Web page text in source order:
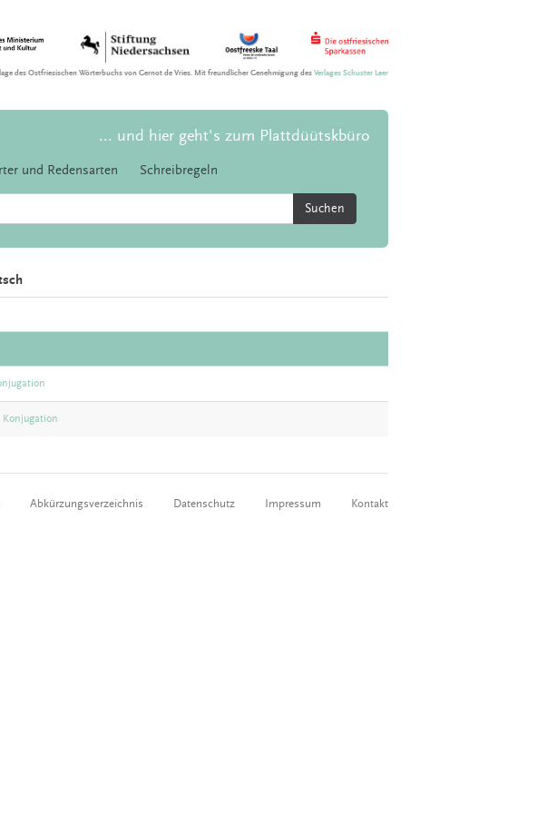
des Ostfriesischen Wörterbuchs von Gernot de Vries. Mit freundlicher Genehmigung desVerlages Schuster Leer
... und hier geht's zum Plattdüütskbüro
und Redensarten Schreibregeln
Suchen
Konjugation
Abkürzungsverzeichnis Datenschutz Impressum Kontakt